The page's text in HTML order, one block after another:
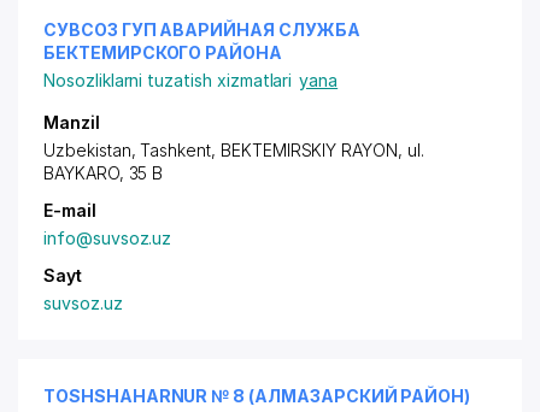
СУВСОЗ ГУП АВАРИЙНАЯ СЛУЖБА
БЕКТЕМИРСКОГО РАЙОНА
Nosozliklarni tuzatish xizmatlari yana
Manzil
Uzbekistan, Tashkent, BEKTEMIRSKIY RAYON, ul.
BAYKARO, 35 B
E-mail
info@suvsoz.uz
Sayt
suvsoz.uz
TOSHSHAHARNUR № 8 (АЛМАЗАРСКИЙ РАЙОН)